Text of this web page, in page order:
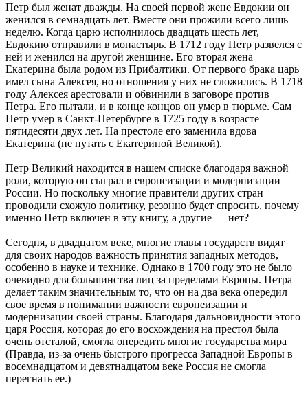
Петр был женат дважды. На своей первой жене Евдокии он
женился в семнадцать лет. Вместе они прожили всего лишь
неделю. Когда царю исполнилось двадцать шесть лет,
Евдокию отправили в монастырь. В 1712 году Петр развелся с
ней и женился на другой женщине. Его вторая жена
Екатерина была родом из Прибалтики. От первого брака царь
имел сына Алексея, но отношения у них не сложились. В 1718
году Алексея арестовали и обвинили в заговоре против
Петра. Его пытали, и в конце концов он умер в тюрьме. Сам
Петр умер в Санкт-Петербурге в 1725 году в возрасте
пятидесяти двух лет. На престоле его заменила вдова
Екатерина (не путать с Екатериной Великой).
Петр Великий находится в нашем списке благодаря важной
роли, которую он сыграл в европеизации и модернизации
России. Но поскольку многие правители других стран
проводили схожую политику, резонно будет спросить, почему
именно Петр включен в эту книгу, а другие — нет?
Сегодня, в двадцатом веке, многие главы государств видят
для своих народов важность принятия западных методов,
особенно в науке и технике. Однако в 1700 году это не было
очевидно для большинства лиц за пределами Европы. Петра
делает таким значительным то, что он на два века опередил
свое время в понимании важности европеизации и
модернизации своей страны. Благодаря дальновидности этого
царя Россия, которая до его восхождения на престол была
очень отсталой, смогла опередить многие государства мира
(Правда, из-за очень быстрого прогресса Западной Европы в
восемнадцатом и девятнадцатом веке Россия не смогла
перегнать ее.)